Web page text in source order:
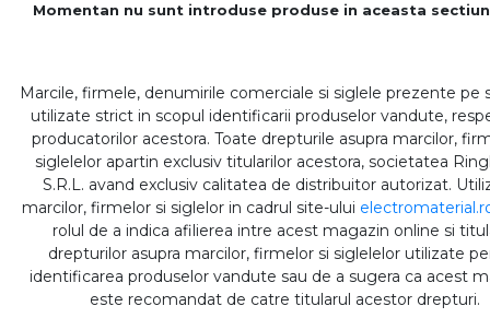
Momentan nu sunt introduse produse in aceasta
Marcile, firmele, denumirile comerciale si siglele prezente pe
utilizate strict in scopul identificarii produselor vandute,
producatorilor acestora. Toate drepturile asupra marcilor,
siglelelor apartin exclusiv titularilor acestora, societatea
S.R.L. avand exclusiv calitatea de distribuitor autorizat.
marcilor, firmelor si siglelor in cadrul site-ului
rolul de a indica afilierea intre acest magazin online si
drepturilor asupra marcilor, firmelor si siglelelor utilizate
identificarea produselor vandute sau de a sugera ca acest
este recomandat de catre titularul acestor drepturi.